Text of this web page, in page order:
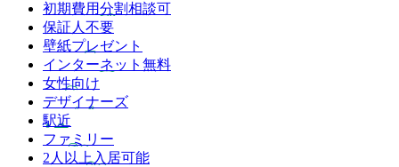
初期費用分割相談可
保証人不要
壁紙プレゼント
インターネット無料
女性向け
デザイナーズ
駅近
ファミリー
2人以上入居可能